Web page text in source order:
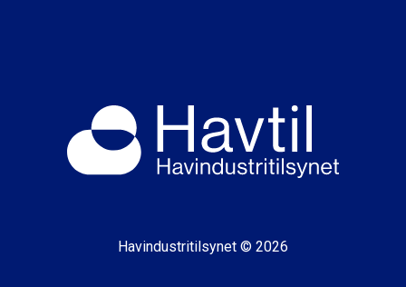
Havindustritilsynet © 2026